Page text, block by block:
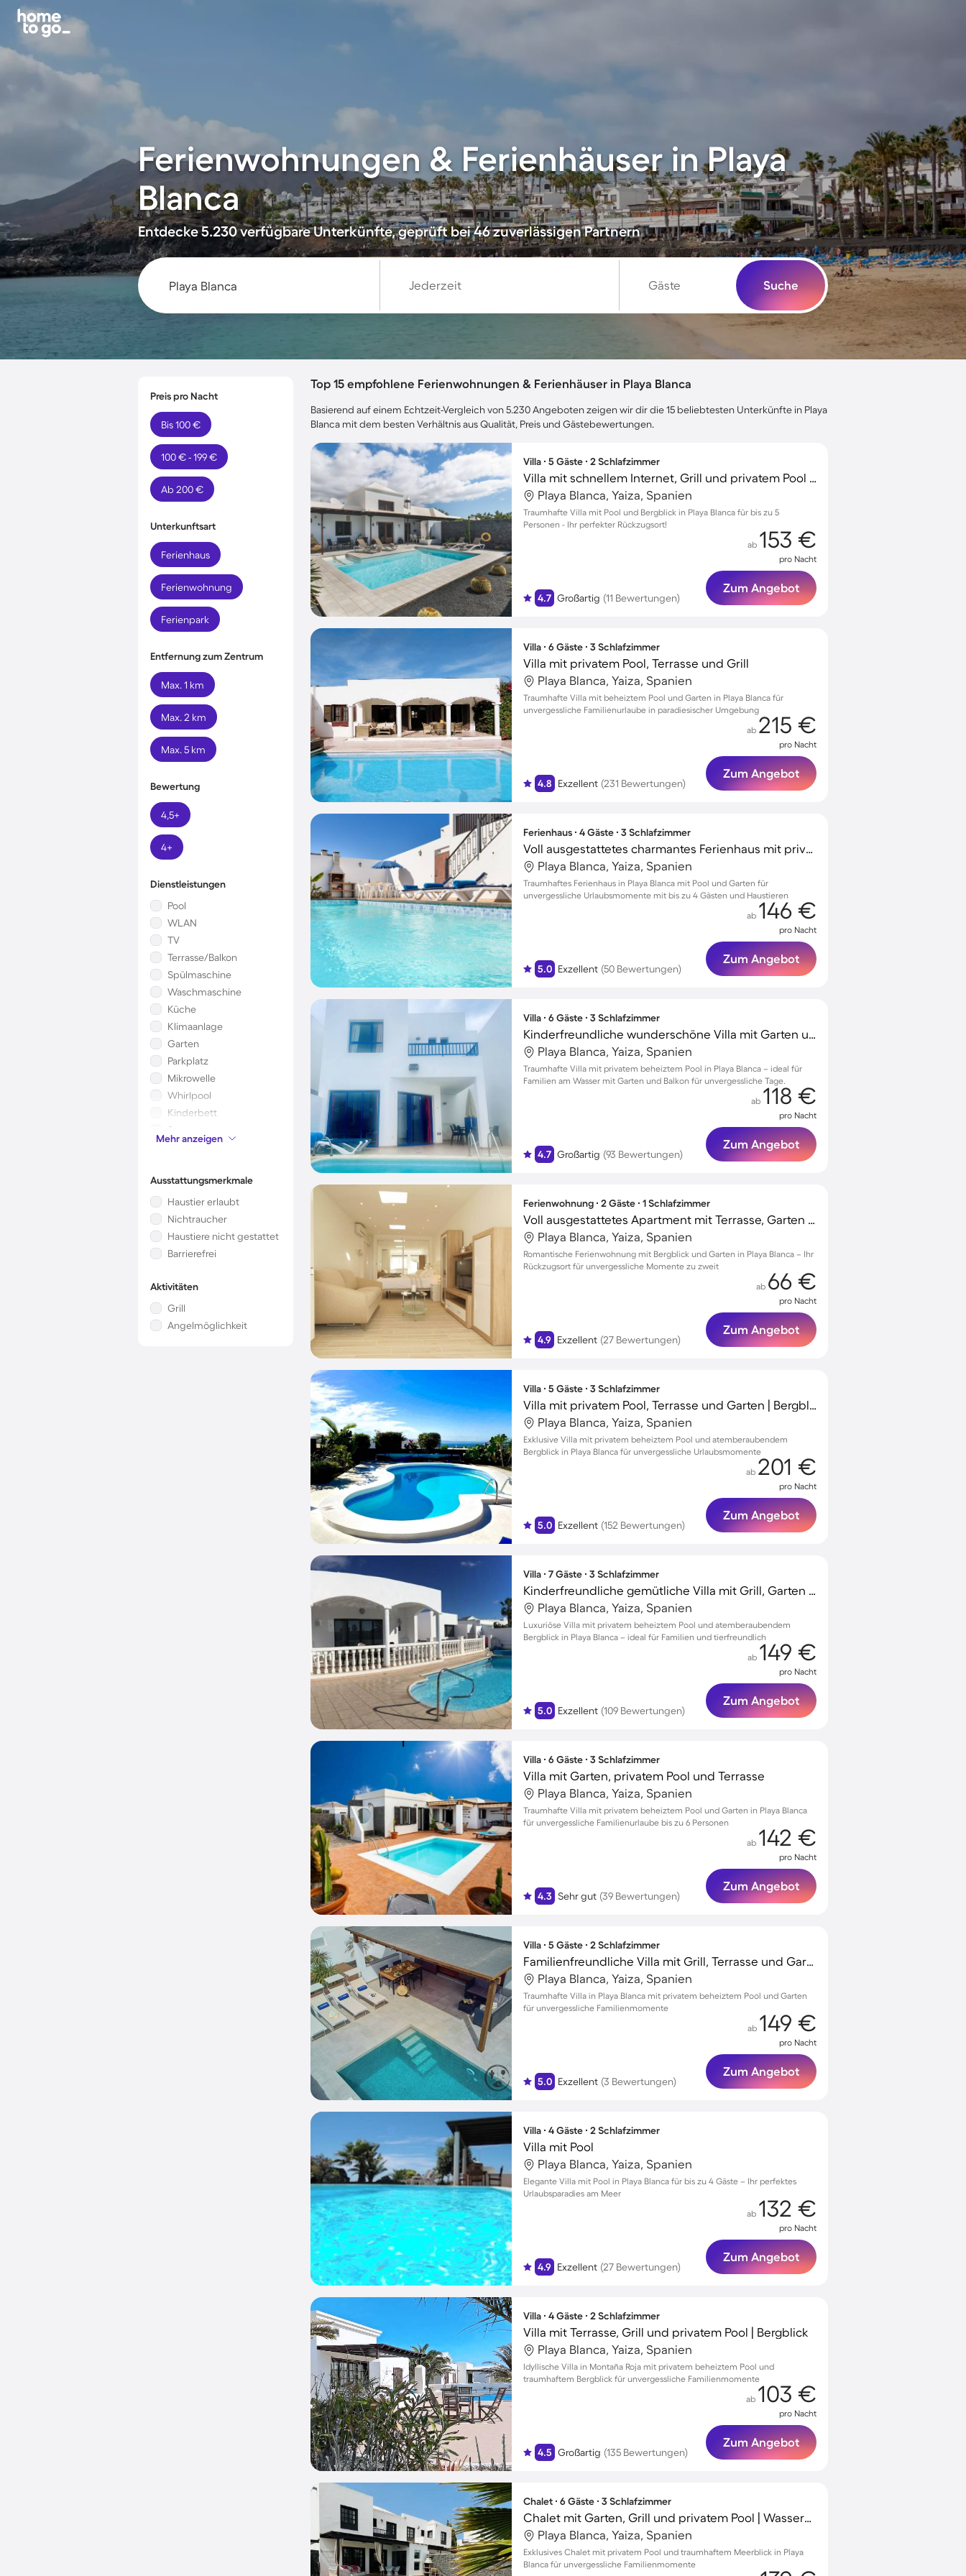
Ferienwohnungen & Ferienhäuser in Playa
Blanca
Entdecke 5.230 verfügbare Unterkünfte, geprüft bei 46 zuverlässigen Partnern
Jederzeit Gäste Suche
Preis pro Nacht
Bis 100 €
100 € - 199 €
Ab 200 €
Unterkunftsart
Ferienhaus
Ferienwohnung
Ferienpark
Entfernung zum Zentrum
Max. 1 km
Max. 2 km
Max. 5 km
Bewertung
4,5+
4+
Dienstleistungen
Pool
WLAN
TV
Terrasse/Balkon
Spülmaschine
Waschmaschine
Küche
Klimaanlage
Garten
Parkplatz
Mikrowelle
Whirlpool
Kinderbett
Sauna
Kamin/Ofen
Mehr anzeigen
Ausstattungsmerkmale
Haustier erlaubt
Nichtraucher
Haustiere nicht gestattet
Barrierefrei
Aktivitäten
Grill
Angelmöglichkeit
Top 15 empfohlene Ferienwohnungen & Ferienhäuser in Playa Blanca
Basierend auf einem Echtzeit-Vergleich von 5.230 Angeboten zeigen wir dir die 15 beliebtesten Unterkünfte in Playa
Blanca mit dem besten Verhältnis aus Qualität, Preis und Gästebewertungen.
Villa ∙ 5 Gäste ∙ 2 Schlafzimmer
Villa mit schnellem Internet, Grill und privatem Pool | Gartenblick | Perfekt für die Arbeit von Zuhause
Playa Blanca, Yaiza, Spanien
Traumhafte Villa mit Pool und Bergblick in Playa Blanca für bis zu 5
Personen - Ihr perfekter Rückzugsort!
4.7 Großartig (11 Bewertungen)
ab 153 €
pro Nacht
Zum Angebot
Villa ∙ 6 Gäste ∙ 3 Schlafzimmer
Villa mit privatem Pool, Terrasse und Grill
Playa Blanca, Yaiza, Spanien
Traumhafte Villa mit beheiztem Pool und Garten in Playa Blanca für
unvergessliche Familienurlaube in paradiesischer Umgebung
4.8 Exzellent (231 Bewertungen)
ab 215 €
pro Nacht
Zum Angebot
Ferienhaus ∙ 4 Gäste ∙ 3 Schlafzimmer
Voll ausgestattetes charmantes Ferienhaus mit privatem Pool, Terrasse und Garten | Haustiere erlaubt
Playa Blanca, Yaiza, Spanien
Traumhaftes Ferienhaus in Playa Blanca mit Pool und Garten für
unvergessliche Urlaubsmomente mit bis zu 4 Gästen und Haustieren
5.0 Exzellent (50 Bewertungen)
ab 146 €
pro Nacht
Zum Angebot
Villa ∙ 6 Gäste ∙ 3 Schlafzimmer
Kinderfreundliche wunderschöne Villa mit Garten und privatem Pool
Playa Blanca, Yaiza, Spanien
Traumhafte Villa mit privatem beheiztem Pool in Playa Blanca – ideal für
Familien am Wasser mit Garten und Balkon für unvergessliche Tage.
4.7 Großartig (93 Bewertungen)
ab 118 €
pro Nacht
Zum Angebot
Ferienwohnung ∙ 2 Gäste ∙ 1 Schlafzimmer
Voll ausgestattetes Apartment mit Terrasse, Garten und Grill | Bergblick
Playa Blanca, Yaiza, Spanien
Romantische Ferienwohnung mit Bergblick und Garten in Playa Blanca – Ihr
Rückzugsort für unvergessliche Momente zu zweit
4.9 Exzellent (27 Bewertungen)
ab 66 €
pro Nacht
Zum Angebot
Villa ∙ 5 Gäste ∙ 3 Schlafzimmer
Villa mit privatem Pool, Terrasse und Garten | Bergblick
Playa Blanca, Yaiza, Spanien
Exklusive Villa mit privatem beheiztem Pool und atemberaubendem
Bergblick in Playa Blanca für unvergessliche Urlaubsmomente
5.0 Exzellent (152 Bewertungen)
ab 201 €
pro Nacht
Zum Angebot
Villa ∙ 7 Gäste ∙ 3 Schlafzimmer
Kinderfreundliche gemütliche Villa mit Grill, Garten und Terrasse | Bergblick | Perfekt für die Arbeit von Zuhause
Playa Blanca, Yaiza, Spanien
Luxuriöse Villa mit privatem beheiztem Pool und atemberaubendem
Bergblick in Playa Blanca – ideal für Familien und tierfreundlich
5.0 Exzellent (109 Bewertungen)
ab 149 €
pro Nacht
Zum Angebot
Villa ∙ 6 Gäste ∙ 3 Schlafzimmer
Villa mit Garten, privatem Pool und Terrasse
Playa Blanca, Yaiza, Spanien
Traumhafte Villa mit privatem beheiztem Pool und Garten in Playa Blanca
für unvergessliche Familienurlaube bis zu 6 Personen
4.3 Sehr gut (39 Bewertungen)
ab 142 €
pro Nacht
Zum Angebot
Villa ∙ 5 Gäste ∙ 2 Schlafzimmer
Familienfreundliche Villa mit Grill, Terrasse und Garten | Perfekt für die Arbeit von Zuhause
Playa Blanca, Yaiza, Spanien
Traumhafte Villa in Playa Blanca mit privatem beheiztem Pool und Garten
für unvergessliche Familienmomente
5.0 Exzellent (3 Bewertungen)
ab 149 €
pro Nacht
Zum Angebot
Villa ∙ 4 Gäste ∙ 2 Schlafzimmer
Villa mit Pool
Playa Blanca, Yaiza, Spanien
Elegante Villa mit Pool in Playa Blanca für bis zu 4 Gäste – Ihr perfektes
Urlaubsparadies am Meer
4.9 Exzellent (27 Bewertungen)
ab 132 €
pro Nacht
Zum Angebot
Villa ∙ 4 Gäste ∙ 2 Schlafzimmer
Villa mit Terrasse, Grill und privatem Pool | Bergblick
Playa Blanca, Yaiza, Spanien
Idyllische Villa in Montaña Roja mit privatem beheiztem Pool und
traumhaftem Bergblick für unvergessliche Familienmomente
4.5 Großartig (135 Bewertungen)
ab 103 €
pro Nacht
Zum Angebot
Chalet ∙ 6 Gäste ∙ 3 Schlafzimmer
Chalet mit Garten, Grill und privatem Pool | Wasserblick
Playa Blanca, Yaiza, Spanien
Exklusives Chalet mit privatem Pool und traumhaftem Meerblick in Playa
Blanca für unvergessliche Familienmomente